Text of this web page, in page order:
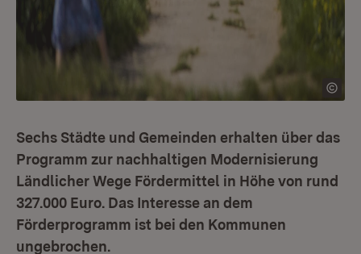
Sechs Städte und Gemeinden erhalten über das
Programm zur nachhaltigen Modernisierung
Ländlicher Wege Fördermittel in Höhe von rund
327.000 Euro. Das Interesse an dem
Förderprogramm ist bei den Kommunen
ungebrochen.